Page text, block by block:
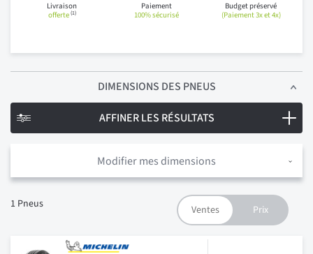
Livraison
offerte(1)
Paiement
100% sécurisé
Budget préservé
(Paiement 3x et 4x)
DIMENSIONS DES PNEUS
Modifier mes dimensions
1 Pneus
AFFINER LES RÉSULTATS